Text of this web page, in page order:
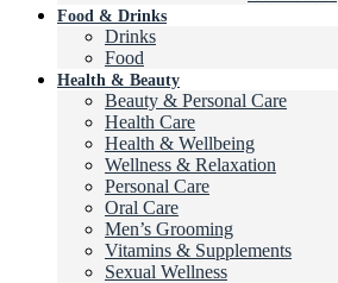
Food & Drinks
Drinks
Food
Health & Beauty
Beauty & Personal Care
Health Care
Health & Wellbeing
Wellness & Relaxation
Personal Care
Oral Care
Men’s Grooming
Vitamins & Supplements
Sexual Wellness